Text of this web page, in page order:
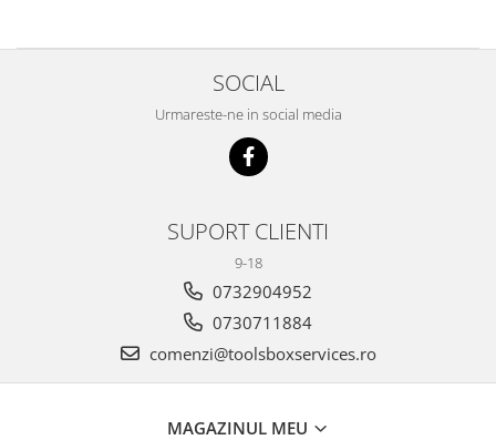
Scule sistem racire
Adaptoare, prelungitoare, reductii
Antrenor articulat si culisant
Prese si extractoare
SOCIAL
Urmareste-ne in social media
SUPORT CLIENTI
9-18
0732904952
0730711884
comenzi@toolsboxservices.ro
MAGAZINUL MEU